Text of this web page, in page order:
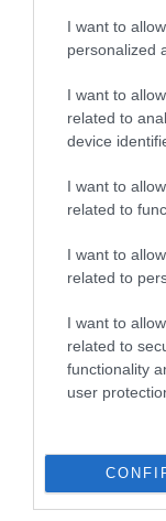
I want to
personalized
I want to
related to
device
I want to
related to
I want to
related to
I want to
related to
functionality
user
AJÁNLÓ
FEJLESZTÉS FÜRDŐ
KARANTÉN
OLASZORSZÁG
REPÜLŐTÉR